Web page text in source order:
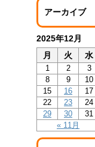
アーカイブ
2025年12月
月
火 水
« 11月
1 2 3
8
9 10
15
16 17
22
23 24
29
30 31